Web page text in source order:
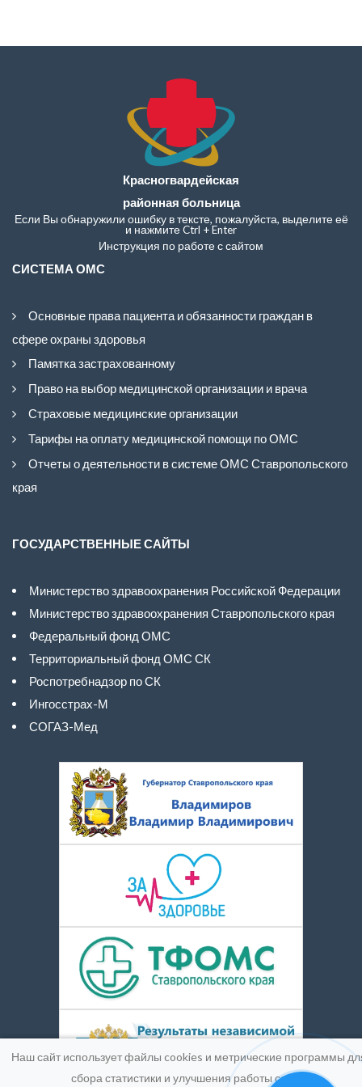
Красногвардейская
районная больница
Если Вы обнаружили ошибку в тексте, пожалуйста, выделите её
и нажмите Ctrl + Enter
Инструкция по работе с сайтом
СИСТЕМА ОМС
Основные права пациента и обязанности граждан в
сфере охраны здоровья
Памятка застрахованному
Право на выбор медицинской организации и врача
Страховые медицинские организации
Тарифы на оплату медицинской помощи по ОМС
Отчеты о деятельности в системе ОМС Ставропольского
края
ГОСУДАРСТВЕННЫЕ САЙТЫ
Министерство здравоохранения Российской Федерации
Министерство здравоохранения Ставропольского края
Федеральный фонд ОМС
Территориальный фонд ОМС СК
Роспотребнадзор по СК
Ингосстрах-М
СОГАЗ-Мед
Наш сайт использует файлы cookies и метрические программы
сбора статистики и улучшения работы сайта.